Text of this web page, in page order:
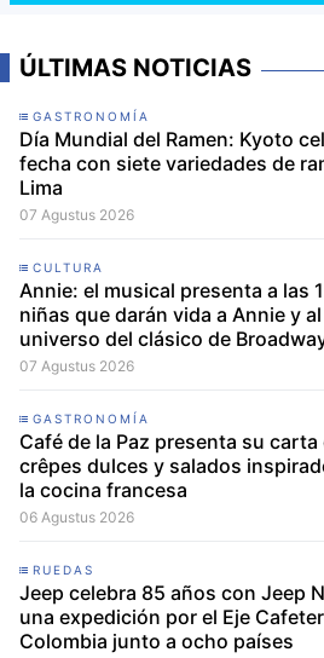
ÚLTIMAS NOTICIAS
GASTRONOMÍA
Día Mundial del Ramen: Kyoto
fecha con siete variedades de
Lima
07 Agustus 2026
CULTURA
Annie: el musical presenta a las
niñas que darán vida a Annie y al
universo del clásico de
Lima
07 Agustus 2026
GASTRONOMÍA
Café de la Paz presenta su carta
crêpes dulces y salados
la cocina francesa
06 Agustus 2026
RUEDAS
Jeep celebra 85 años con Jeep
una expedición por el Eje
Colombia junto a ocho países